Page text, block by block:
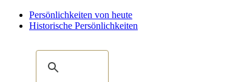
Persönlichkeiten von heute
Historische Persönlichkeiten